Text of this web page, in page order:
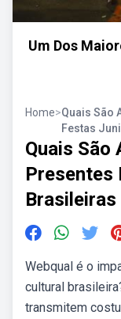
Um Dos
Home>Quais São
Festas
Quais São
Presentes
Brasileiras
Webqual é o
cultural
transmitem